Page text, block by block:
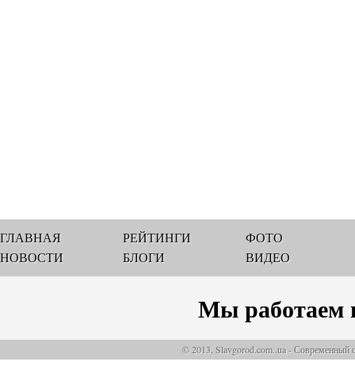
ГЛАВНАЯ
НОВОСТИ
РЕЙТИНГИ
БЛОГИ
ФОТО
ВИДЕО
Мы работаем
© 2013, Slavgorod.com..ua - Современный